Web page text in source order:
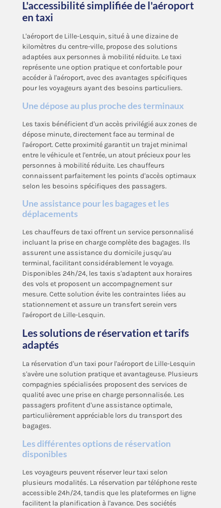
L'accessibilité simplifiée de l'aéroport
en taxi
L'aéroport de Lille-Lesquin, situé à une dizaine de
kilomètres du centre-ville, propose des solutions
adaptées aux personnes à mobilité réduite. Le taxi
représente une option pratique et confortable pour
accéder à l'aéroport, avec des avantages spécifiques
pour les voyageurs ayant des besoins particuliers.
Une dépose au plus proche des terminaux
Les taxis bénéficient d'un accès privilégié aux zones de
dépose minute, directement face au terminal de
l'aéroport. Cette proximité garantit un trajet minimal
entre le véhicule et l'entrée, un atout précieux pour les
personnes à mobilité réduite. Les chauffeurs
connaissent parfaitement les points d'accès optimaux
selon les besoins spécifiques des passagers.
Une assistance pour les bagages et les
déplacements
Les chauffeurs de taxi offrent un service personnalisé
incluant la prise en charge complète des bagages. Ils
assurent une assistance du domicile jusqu'au
terminal, facilitant considérablement le voyage.
Disponibles 24h/24, les taxis s'adaptent aux horaires
des vols et proposent un accompagnement sur
mesure. Cette solution évite les contraintes liées au
stationnement et assure un transfert serein vers
l'aéroport de Lille-Lesquin.
Les solutions de réservation et tarifs
adaptés
La réservation d'un taxi pour l'aéroport de Lille-Lesquin
s'avère une solution pratique et avantageuse. Plusieurs
compagnies spécialisées proposent des services de
qualité avec une prise en charge personnalisée. Les
passagers profitent d'une assistance optimale,
particulièrement appréciable lors du transport des
bagages.
Les différentes options de réservation
disponibles
Les voyageurs peuvent réserver leur taxi selon
plusieurs modalités. La réservation par téléphone reste
accessible 24h/24, tandis que les plateformes en ligne
facilitent la planification à l'avance. Des sociétés